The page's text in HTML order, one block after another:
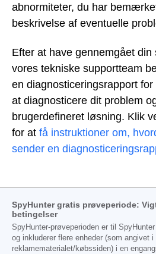
abnormiteter, du har
beskrivelse af eventuelle
Efter at have gennemgået din
vores tekniske supportteam
en diagnosticeringsrapport
at diagnosticere dit problem
brugerdefineret løsning. Klik
for at få instruktioner om,
sender en
SpyHunter gratis prøveperiode:
betingelser
SpyHunter-prøveperioden er til
og inkluderer flere enheder (som angivet i
reklamematerialet/købssiden) i en